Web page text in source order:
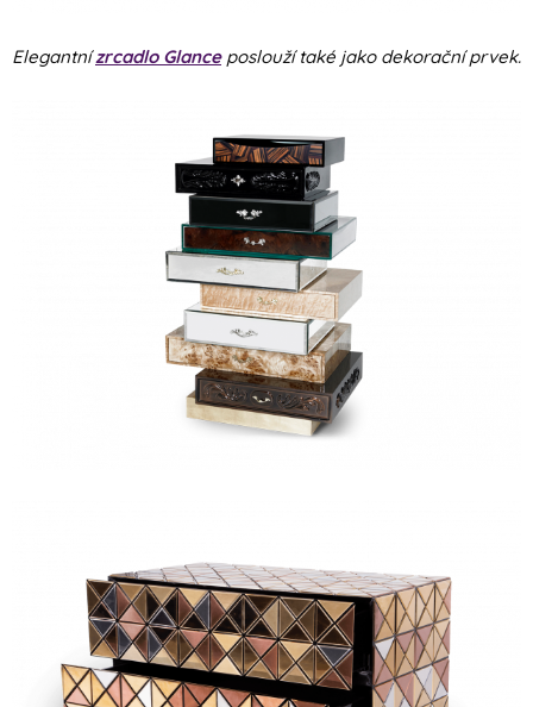
Elegantnízrcadlo Glanceposlouží také jako dekorační prvek.